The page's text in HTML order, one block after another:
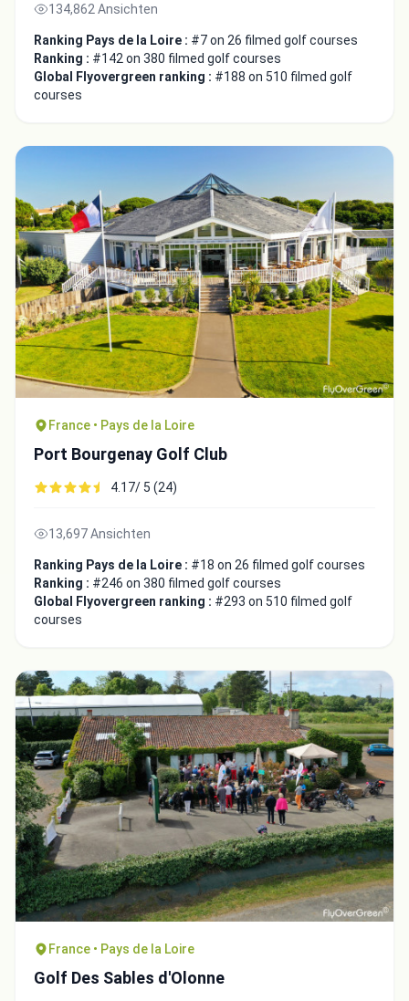
134,862 Ansichten
Ranking Pays de la Loire : #7 on 26 filmed golf courses
Ranking : #142 on 380 filmed golf courses
Global Flyovergreen ranking : #188 on 510 filmed golf
courses
France • Pays de la Loire
Port Bourgenay Golf Club
4.17/ 5 (24)
13,697 Ansichten
Ranking Pays de la Loire : #18 on 26 filmed golf courses
Ranking : #246 on 380 filmed golf courses
Global Flyovergreen ranking : #293 on 510 filmed golf
courses
France • Pays de la Loire
Golf Des Sables d'Olonne